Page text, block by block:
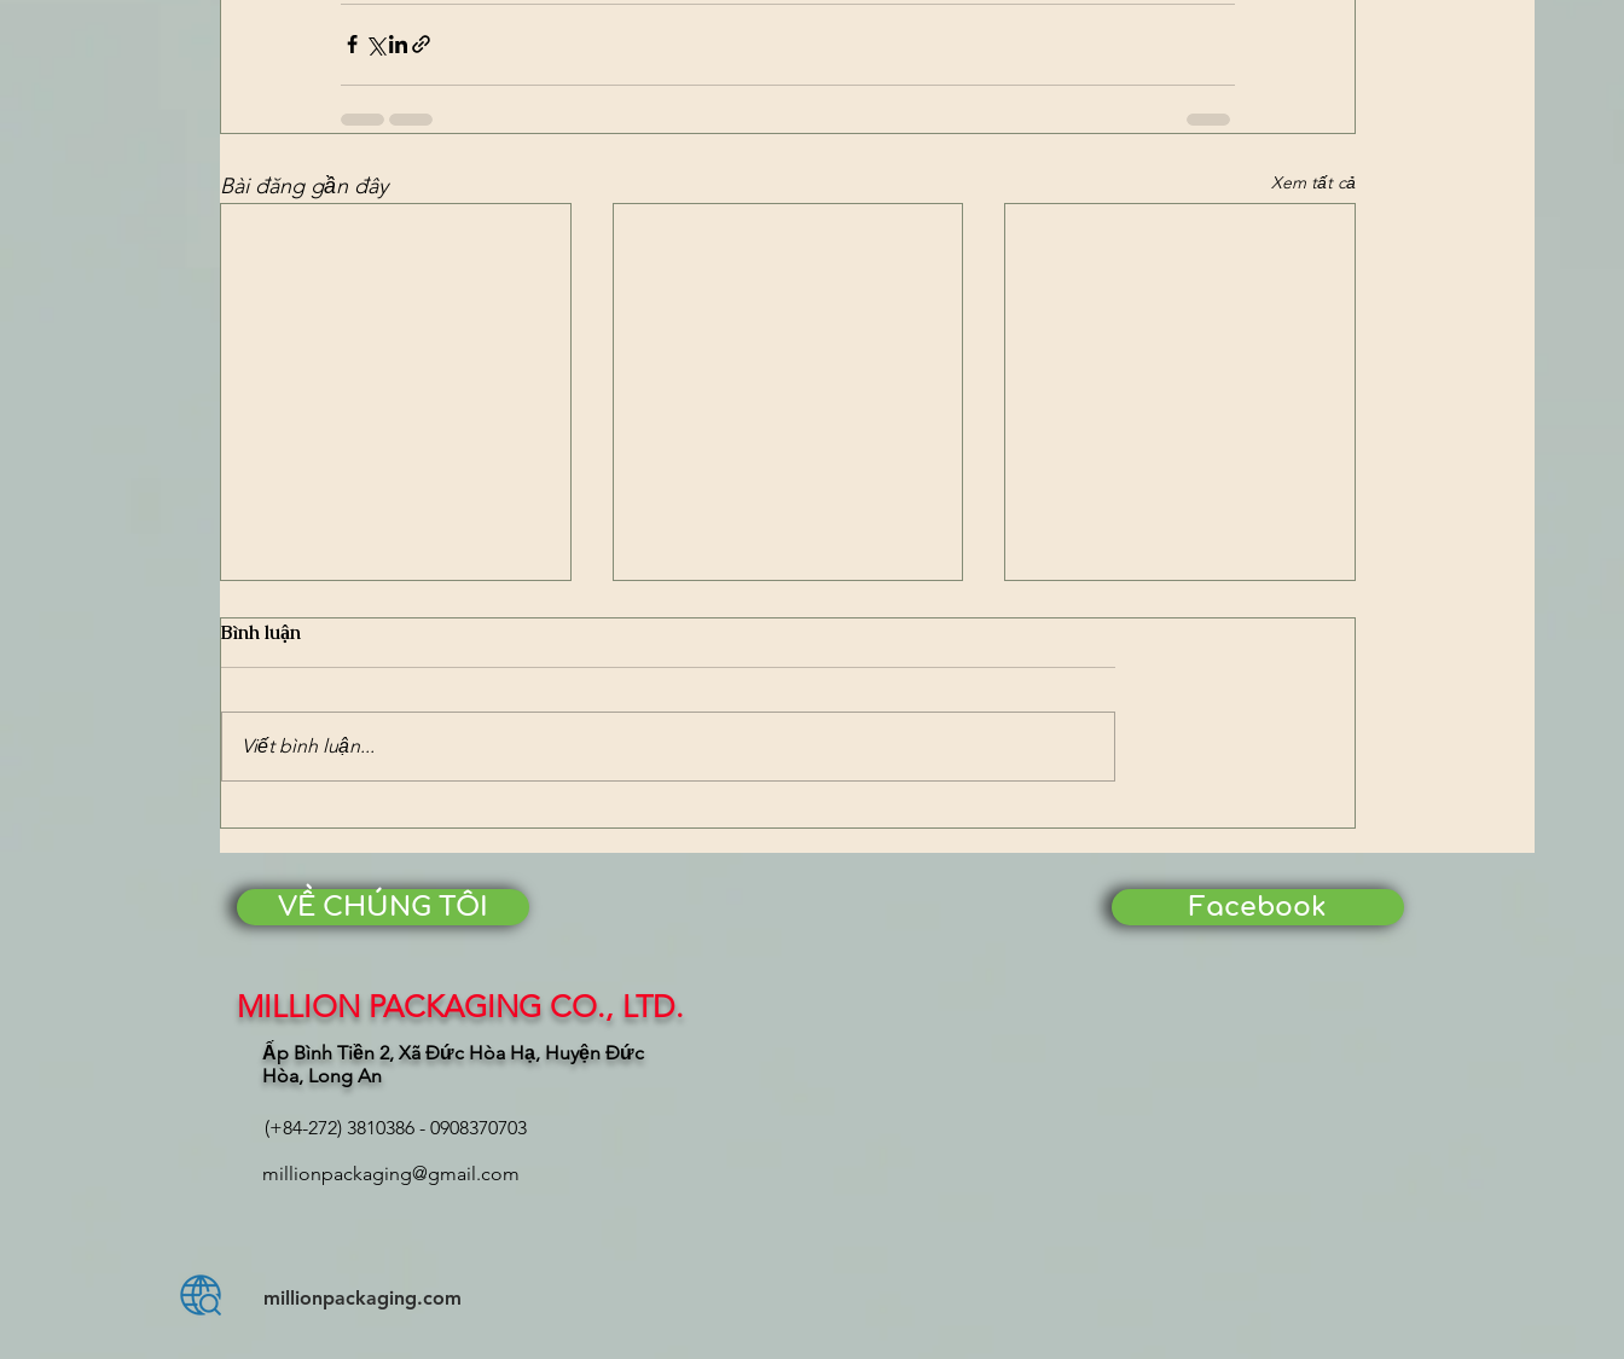
Bài đăng gần đây Xem tất cả
Bao Bì Sang Nhật Bản – Sản
Phẩm Từ Công Ty Bao Bì
Million
nhãn hiệu vật liệu phân hủy
Industrial Standards) – Cẩm
nang dành cho doanh nghiệp
muốn vào thị trường Nhật
Bình luận
Viết bình luận...
VỀ CHÚNG TÔI
MILLION PACKAGING CO., LTD.
Ấp Bình Tiền 2, Xã Đức Hòa Hạ, Huyện Đức
Hòa, Long An
(+84-272) 3810386 - 0908370703
millionpackaging@gmail.com
millionpackaging.com
Facebook